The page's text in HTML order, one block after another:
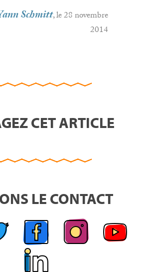
Schmitt, le 28 novembre
2014
CET ARTICLE
LE CONTACT